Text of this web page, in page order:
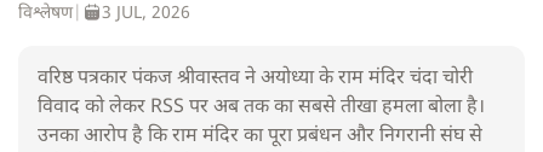
विश्लेषण| 3 JUL, 2026
वरिष्ठ पत्रकार पंकज श्रीवास्तव ने अयोध्या के राम मंदिर चंदा चोरी
विवाद को लेकर RSS पर अब तक का सबसे तीखा हमला बोला है।
उनका आरोप है कि राम मंदिर का पूरा प्रबंधन और निगरानी संघ से